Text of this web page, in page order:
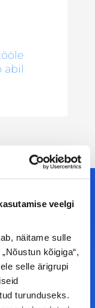
veelgi
näitame sulle
kõigiga“,
selle ärigrupi
turunduseks.
abil
et olla
sul on
või soovid
ühendust.